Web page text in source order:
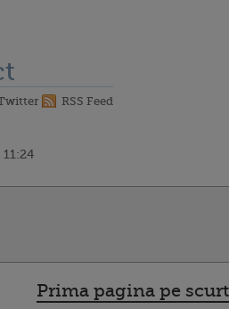
RSS Feed
Prima pagina pe